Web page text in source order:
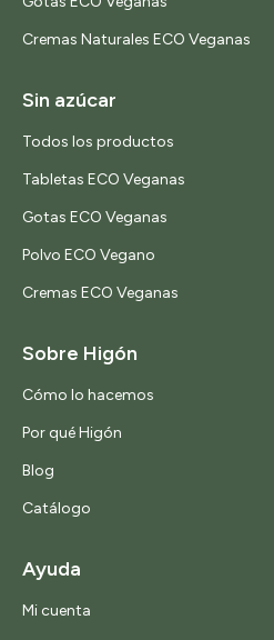
Cremas Naturales ECO Veganas
Sin azúcar
Todos los productos
Tabletas ECO Veganas
Gotas ECO Veganas
Polvo ECO Vegano
Cremas ECO Veganas
Sobre Higón
Cómo lo hacemos
Por qué Higón
Blog
Catálogo
Ayuda
Mi cuenta